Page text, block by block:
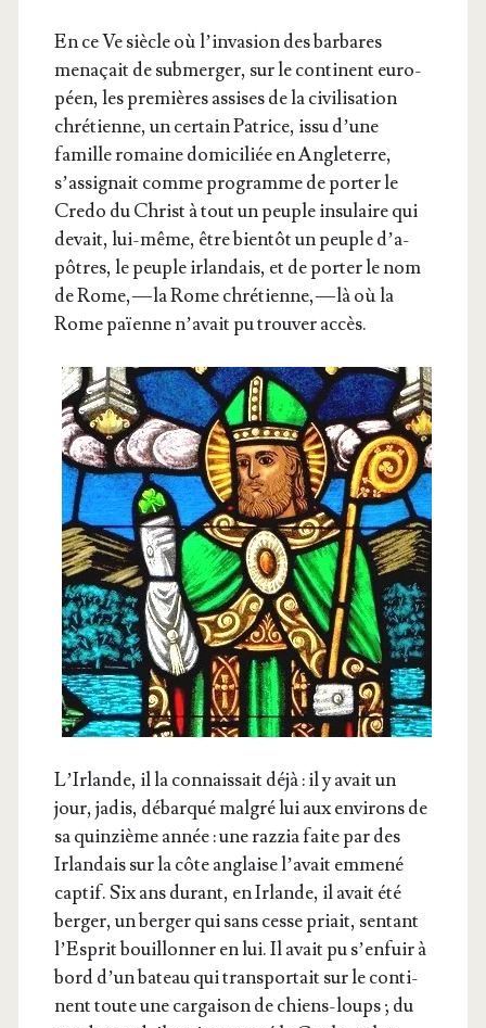
En ce Ve siècle où l’in­va­sion des bar­bares
mena­çait de sub­mer­ger, sur le conti­nent euro­
péen, les pre­mières assises de la civi­li­sa­tion
chré­tienne, un cer­tain Patrice, issu d’une
famille romaine domi­ci­liée en Angle­terre,
s’as­si­gnait comme pro­gramme de por­ter le
Cre­do du Christ à tout un peuple insu­laire qui
devait, lui-même, être bien­tôt un peuple d’a­
pôtres, le peuple irlan­dais, et de por­ter le nom
de Rome, — la Rome chré­tienne, — là où la
Rome païenne n’a­vait pu trou­ver accès.
L’Ir­lande, il la connais­sait déjà : il y avait un
jour, jadis, débar­qué mal­gré lui aux envi­rons de
sa quin­zième année : une raz­zia faite par des
Irlan­dais sur la côte anglaise l’a­vait emme­né
cap­tif. Six ans durant, en Irlande, il avait été
ber­ger, un ber­ger qui sans cesse priait, sen­tant
l’Es­prit bouillon­ner en lui. Il avait pu s’en­fuir à
bord d’un bateau qui trans­por­tait sur le conti­
nent toute une car­gai­son de chiens-loups ; du